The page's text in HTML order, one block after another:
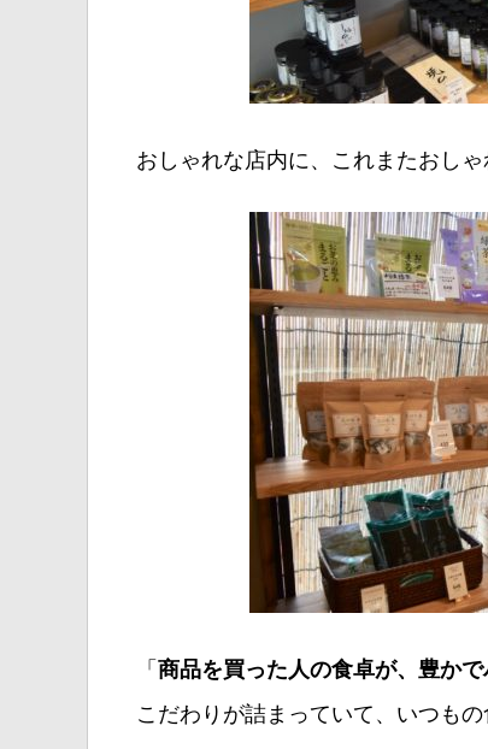
おしゃれな店内に、これまたおし
「商品を買った人の食卓が、豊か
こだわりが詰まっていて、いつも